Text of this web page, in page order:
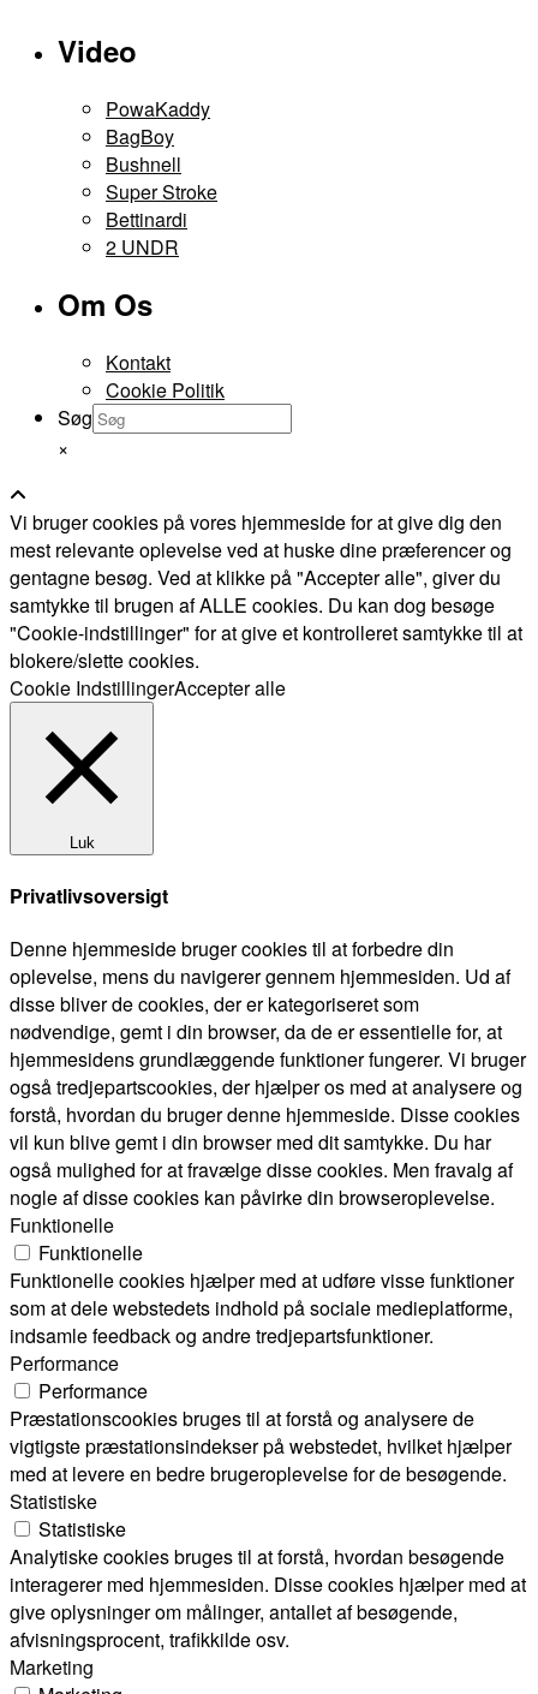
Video
PowaKaddy
BagBoy
Bushnell
Super Stroke
Bettinardi
2 UNDR
Om Os
Kontakt
Cookie Politik
Søg
×
Vi bruger cookies på vores hjemmeside for at give dig den
mest relevante oplevelse ved at huske dine præferencer og
gentagne besøg. Ved at klikke på "Accepter alle", giver du
samtykke til brugen af ALLE cookies. Du kan dog besøge
"Cookie-indstillinger" for at give et kontrolleret samtykke til at
blokere/slette cookies.
Cookie IndstillingerAccepter alle
Luk
Privatlivsoversigt
Denne hjemmeside bruger cookies til at forbedre din
oplevelse, mens du navigerer gennem hjemmesiden. Ud af
disse bliver de cookies, der er kategoriseret som
nødvendige, gemt i din browser, da de er essentielle for, at
hjemmesidens grundlæggende funktioner fungerer. Vi bruger
også tredjepartscookies, der hjælper os med at analysere og
forstå, hvordan du bruger denne hjemmeside. Disse cookies
vil kun blive gemt i din browser med dit samtykke. Du har
også mulighed for at fravælge disse cookies. Men fravalg af
nogle af disse cookies kan påvirke din browseroplevelse.
Funktionelle
Funktionelle
Funktionelle cookies hjælper med at udføre visse funktioner
som at dele webstedets indhold på sociale medieplatforme,
indsamle feedback og andre tredjepartsfunktioner.
Performance
Performance
Præstationscookies bruges til at forstå og analysere de
vigtigste præstationsindekser på webstedet, hvilket hjælper
med at levere en bedre brugeroplevelse for de besøgende.
Statistiske
Statistiske
Analytiske cookies bruges til at forstå, hvordan besøgende
interagerer med hjemmesiden. Disse cookies hjælper med at
give oplysninger om målinger, antallet af besøgende,
afvisningsprocent, trafikkilde osv.
Marketing